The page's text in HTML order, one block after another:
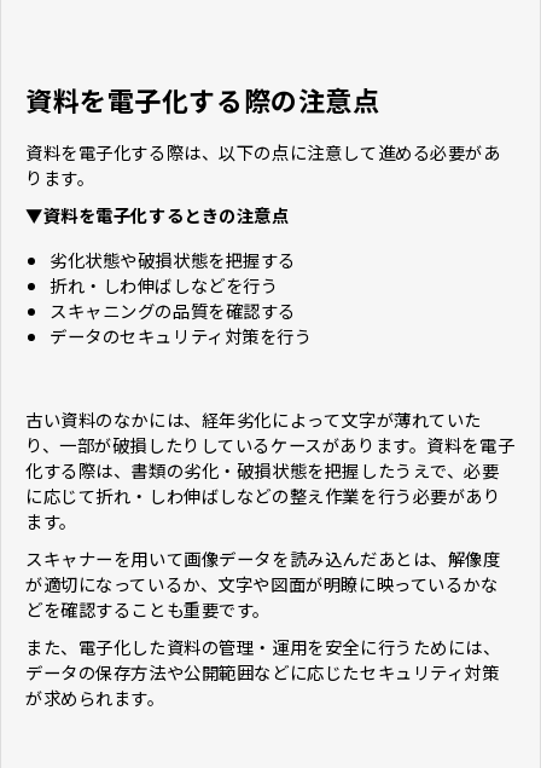
資料を電子化する際の注意点
資料を電子化する際は、以下の点に注意して進める必要があ
ります。
▼資料を電子化するときの注意点
劣化状態や破損状態を把握する
折れ・しわ伸ばしなどを行う
スキャニングの品質を確認する
データのセキュリティ対策を行う
古い資料のなかには、経年劣化によって文字が薄れていた
り、一部が破損したりしているケースがあります。資料を電子
化する際は、書類の劣化・破損状態を把握したうえで、必要
に応じて折れ・しわ伸ばしなどの整え作業を行う必要があり
ます。
スキャナーを用いて画像データを読み込んだあとは、解像度
が適切になっているか、文字や図面が明瞭に映っているかな
どを確認することも重要です。
また、電子化した資料の管理・運用を安全に行うためには、
データの保存方法や公開範囲などに応じたセキュリティ対策
が求められます。